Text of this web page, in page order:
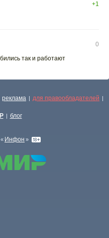
+1
0
так и работают
реклама | для правообладателей |
| блог
Инфон »